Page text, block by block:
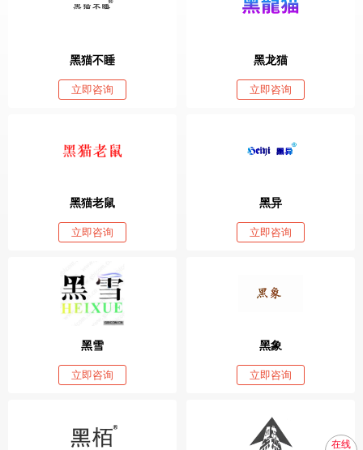
黑猫不睡
立即咨询
黑龙猫
立即咨询
黑猫老鼠
立即咨询
黑异
立即咨询
黑雪
立即咨询
黑象
立即咨询
在线